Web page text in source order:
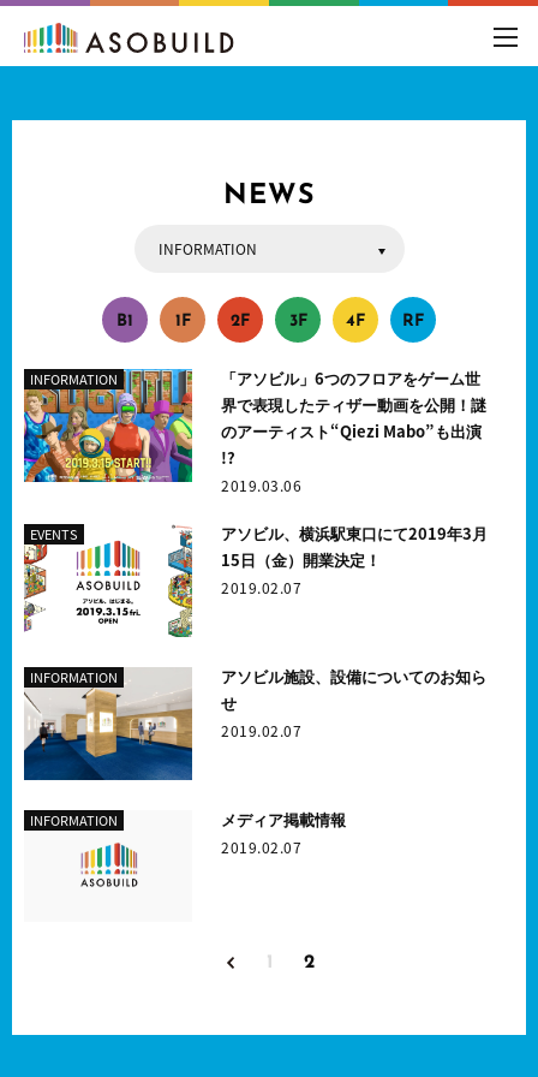
NEWS
INFORMATION
ALL
EVENTS
SHOPS
INFORMATION
OTHERS
B1 1 F 2 F 3F 4 F R F
INFORMATION
「アソビル」6つのフロアをゲーム世
界で表現したティザー動画を公開！謎
のアーティスト“Qiezi Mabo”も出演
!?
2019.03.06
EVENTS
アソビル、横浜駅東口にて2019年3月
15日（金）開業決定！
2019.02.07
INFORMATION
アソビル施設、設備についてのお知ら
せ
2019.02.07
INFORMATION メディア掲載情報
2019.02.07
1 2